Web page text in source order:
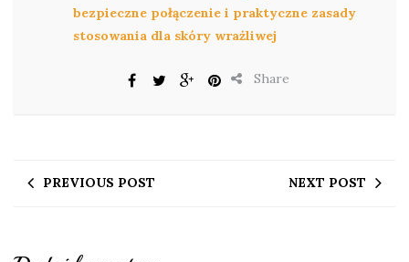
bezpieczne połączenie i praktyczne zasady
stosowania dla skóry wrażliwej
Share
PREVIOUS POST NEXT POST